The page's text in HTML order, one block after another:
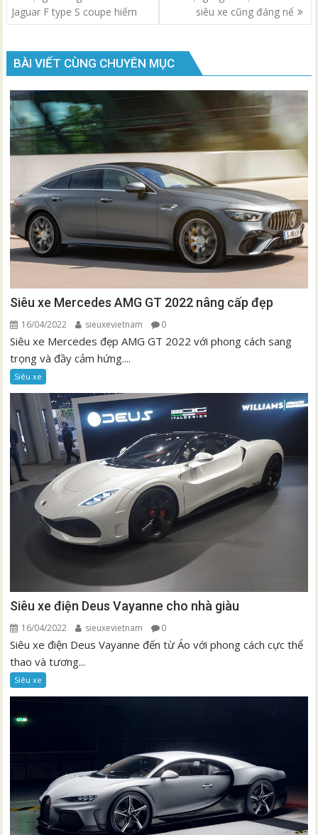
hướng
bài
viết
Jaguar F type S coupe hiếm
siêu xe cũng đáng nể
BÀI VIẾT CÙNG CHUYÊN MỤC
Siêu xe Mercedes AMG GT 2022 nâng cấp đẹp
16/04/2022 sieuxevietnam 0
Siêu xe Mercedes đẹp AMG GT 2022 với phong cách sang
trọng và đầy cảm hứng....
Siêu xe
Siêu xe điện Deus Vayanne cho nhà giàu
16/04/2022 sieuxevietnam 0
Siêu xe điện Deus Vayanne đến từ Áo với phong cách cực thể
thao và tương...
Siêu xe